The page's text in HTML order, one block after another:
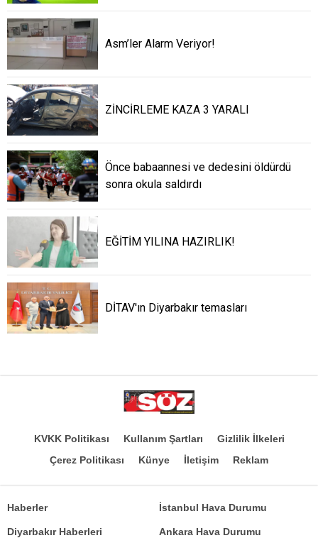
Asm’ler Alarm Veriyor!
ZİNCİRLEME KAZA 3 YARALI
Önce babaannesi ve dedesini öldürdü
sonra okula saldırdı
EĞİTİM YILINA HAZIRLIK!
DİTAV'ın Diyarbakır temasları
KVKK Politikası Kullanım Şartları
Gizlilik İlkeleri
Çerez Politikası
Künye İletişim Reklam
Haberler
Diyarbakır Haberleri
İstanbul Hava Durumu
Ankara Hava Durumu